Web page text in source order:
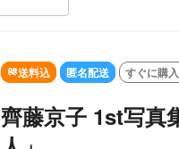
SOLD OUT
送料込 匿名配送 すぐに購
齊藤京子 1st写真